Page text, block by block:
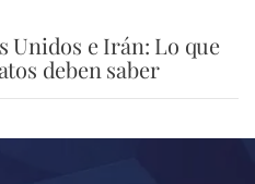
Unidos e Irán: Lo que
deben saber